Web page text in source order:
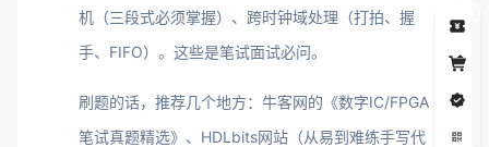
机（三段式必须掌握）、跨时钟域处理（打拍、握
手、FIFO）。这些是笔试面试必问。
刷题的话，推荐几个地方：牛客网的《数字IC/FPGA
笔试真题精选》、HDLbits网站（从易到难练手写代